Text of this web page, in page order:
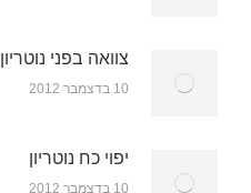
צוואה בפני נוטריון
10 בדצמבר 2012
יפוי כח נוטריון
10 בדצמבר 2012